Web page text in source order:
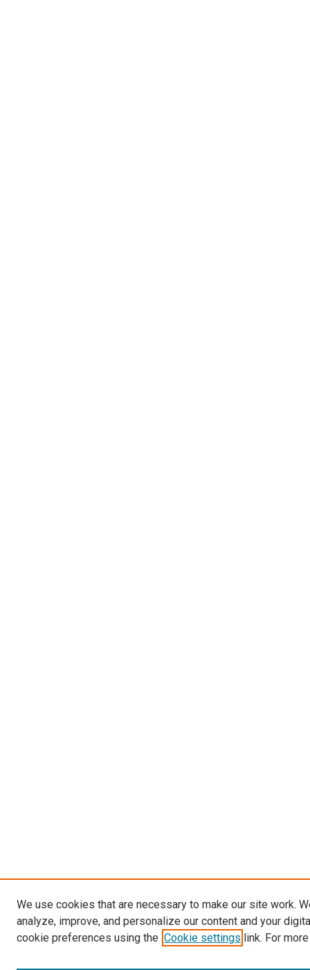
We use cookies that are necessary to make our site work.
analyze, improve, and personalize our content and your
cookie preferences using the Cookie settings link. For